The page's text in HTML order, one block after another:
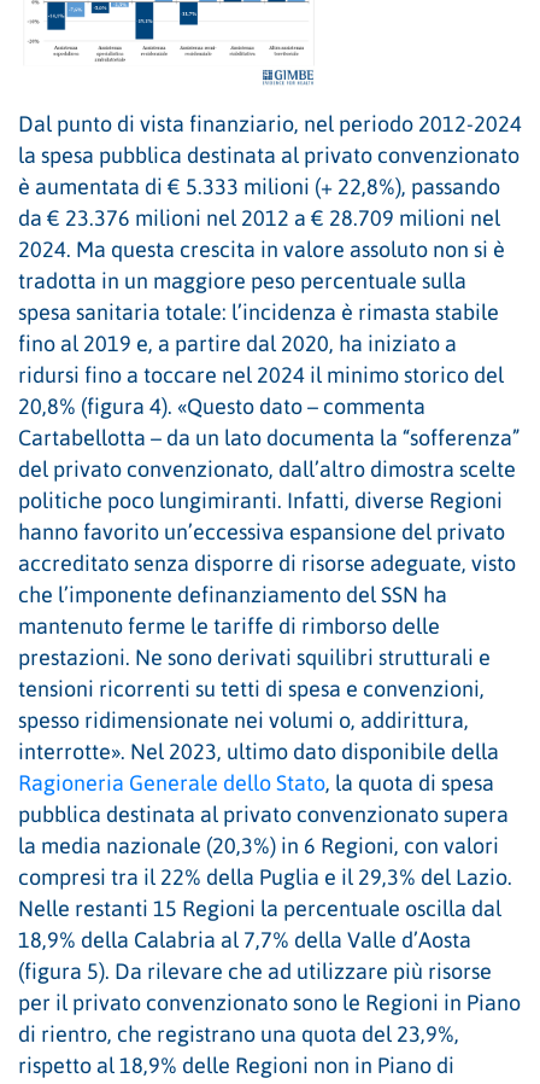
Dal punto di vista finanziario, nel periodo 2012-2024
la spesa pubblica destinata al privato convenzionato
è aumentata di € 5.333 milioni (+ 22,8%), passando
da € 23.376 milioni nel 2012 a € 28.709 milioni nel
2024. Ma questa crescita in valore assoluto non si è
tradotta in un maggiore peso percentuale sulla
spesa sanitaria totale: l’incidenza è rimasta stabile
fino al 2019 e, a partire dal 2020, ha iniziato a
ridursi fino a toccare nel 2024 il minimo storico del
20,8% (figura 4). «Questo dato – commenta
Cartabellotta – da un lato documenta la “sofferenza”
del privato convenzionato, dall’altro dimostra scelte
politiche poco lungimiranti. Infatti, diverse Regioni
hanno favorito un’eccessiva espansione del privato
accreditato senza disporre di risorse adeguate, visto
che l’imponente definanziamento del SSN ha
mantenuto ferme le tariffe di rimborso delle
prestazioni. Ne sono derivati squilibri strutturali e
tensioni ricorrenti su tetti di spesa e convenzioni,
spesso ridimensionate nei volumi o, addirittura,
interrotte». Nel 2023, ultimo dato disponibile della
Ragioneria Generale dello Stato, la quota di spesa
pubblica destinata al privato convenzionato supera
la media nazionale (20,3%) in 6 Regioni, con valori
compresi tra il 22% della Puglia e il 29,3% del Lazio.
Nelle restanti 15 Regioni la percentuale oscilla dal
18,9% della Calabria al 7,7% della Valle d’Aosta
(figura 5). Da rilevare che ad utilizzare più risorse
per il privato convenzionato sono le Regioni in Piano
di rientro, che registrano una quota del 23,9%,
rispetto al 18,9% delle Regioni non in Piano di